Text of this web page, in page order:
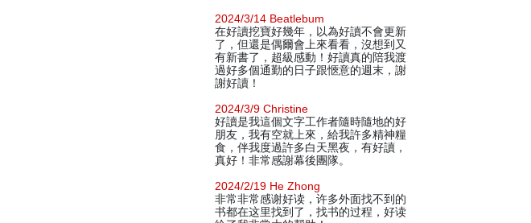
2024/3/14 Beatlebum
在好讀挖寶好幾年，以為好讀不會更新
了，但還是偶爾會上來看看，沒想到又
有新書了，超級感動！好讀真的陪我渡
過好多個通勤的日子跟愜意的週末，謝
謝好讀！
2024/3/9 Christine
好讀是我這個文字工作者隨時隨地的好
朋友，我有空就上來，給我許多精神糧
食，伴我度過許多白天黑夜，有好讀，
真好！非常感謝幕後團隊。
2024/2/19 He Zhong
非常非常感谢好读，许多外面找不到的
书都在这里找到了，找书的过程，好读